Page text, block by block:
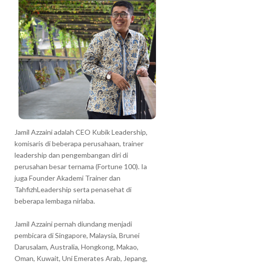
Jamil Azzaini adalah CEO Kubik Leadership,
komisaris di beberapa perusahaan, trainer
leadership dan pengembangan diri di
perusahan besar ternama (Fortune 100). Ia
juga Founder Akademi Trainer dan
TahfizhLeadership serta penasehat di
beberapa lembaga nirlaba.
Jamil Azzaini pernah diundang menjadi
pembicara di Singapore, Malaysia, Brunei
Darusalam, Australia, Hongkong, Makao,
Oman, Kuwait, Uni Emerates Arab, Jepang,